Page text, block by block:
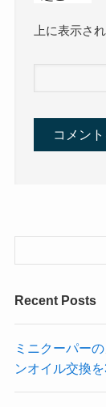
上に表示さ
Recent Posts
ミニクーパー
ンオイル交換